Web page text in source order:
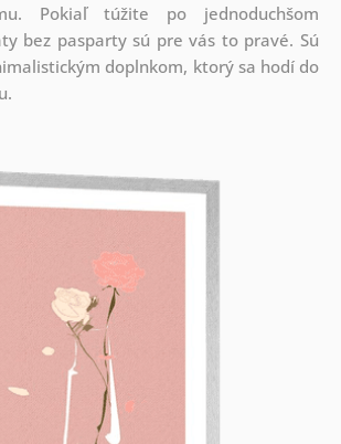
Pokiaľ túžite po jednoduchšom
bez pasparty sú pre vás to pravé. Sú
doplnkom, ktorý sa hodí do